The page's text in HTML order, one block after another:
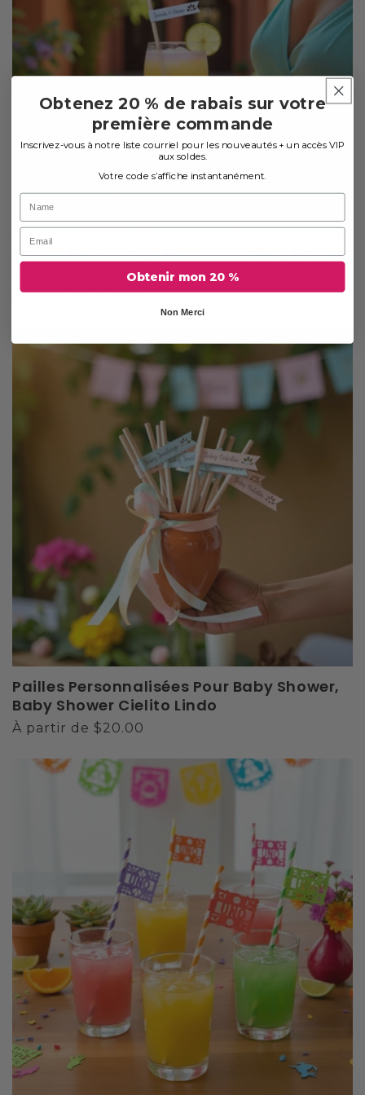
Pailles De Mariage Personnalisées, Pailles
À Cocktail Signées Par Les Mariés
Prix
À partir de $20.00
Pailles Personnalisées Pour Baby Shower,
Baby Shower Cielito Lindo
Prix
À partir de $20.00
Obtenez 20 % de rabais sur votre
première commande
Inscrivez-vous à notre liste courriel pour les nouveautés + un accès VIP
aux soldes.
Votre code s’affiche instantanément.
Prénom
Courriel
Obtenir mon 20 %
Non Merci